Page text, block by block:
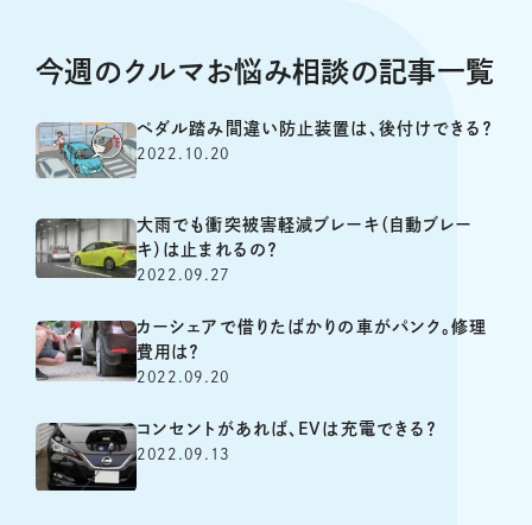
今週のクルマお悩み相談の記事一覧
ペダル踏み間違い防止装置は、後付けできる？
2022.10.20
大雨でも衝突被害軽減ブレーキ（自動ブレー
キ）は止まれるの？
2022.09.27
カーシェアで借りたばかりの車がパンク。修理
費用は？
2022.09.20
コンセントがあれば、EVは充電できる？
2022.09.13